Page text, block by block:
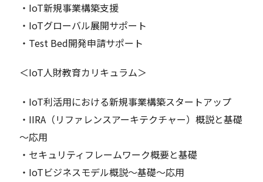
・IoT新規事業構築支援
・IoTグローバル展開サポート
・Test Bed開発申請サポート
＜IoT人財教育カリキュラム＞
・IoT利活用における新規事業構築スタートアップ
・IIRA（リファレンスアーキテクチャー）概説と基礎
～応用
・セキュリティフレームワーク概要と基礎
・IoTビジネスモデル概説～基礎～応用